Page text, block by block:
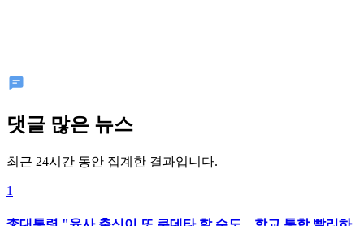
댓글 많은 뉴스
최근 24시간 동안 집계한 결과입니다.
1